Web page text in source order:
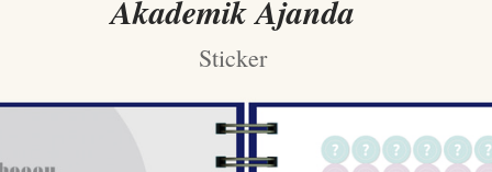
Akademik Ajanda
Sticker